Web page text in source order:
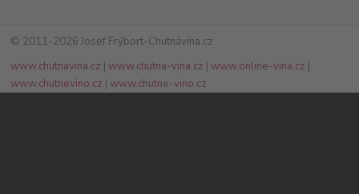
© 2011-2026 Josef Frýbort-Chutnávína.cz
www.chutnavina.cz |www.chutna-vina.cz |www.online-vina.cz |
www.chutnevino.cz |www.chutne-vino.cz